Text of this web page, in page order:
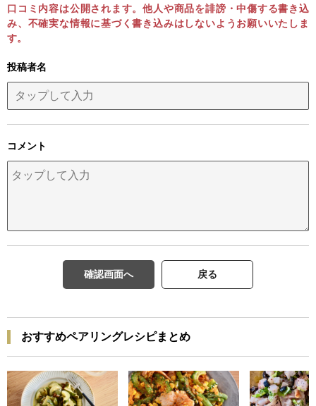
口コミ内容は公開されます。他人や商品を誹謗・中傷する書き込
み、不確実な情報に基づく書き込みはしないようお願いいたしま
す。
投稿者名
コメント
確認画面へ 戻る
おすすめペアリングレシピまとめ